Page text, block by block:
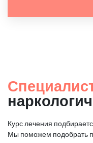
Курс лечения
Мы поможем подобрать